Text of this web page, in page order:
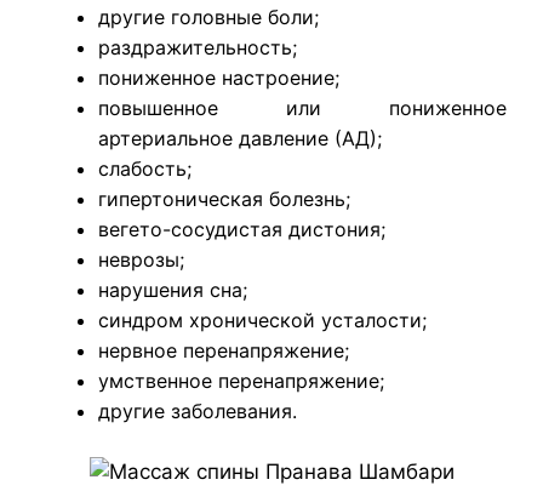
другие головные боли;
раздражительность;
пониженное настроение;
повышенное или пониженное
артериальное давление (АД);
слабость;
гипертоническая болезнь;
вегето-сосудистая дистония;
неврозы;
нарушения сна;
синдром хронической усталости;
нервное перенапряжение;
умственное перенапряжение;
другие заболевания.